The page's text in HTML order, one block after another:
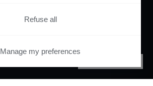
Refuse all
Manage my preferences